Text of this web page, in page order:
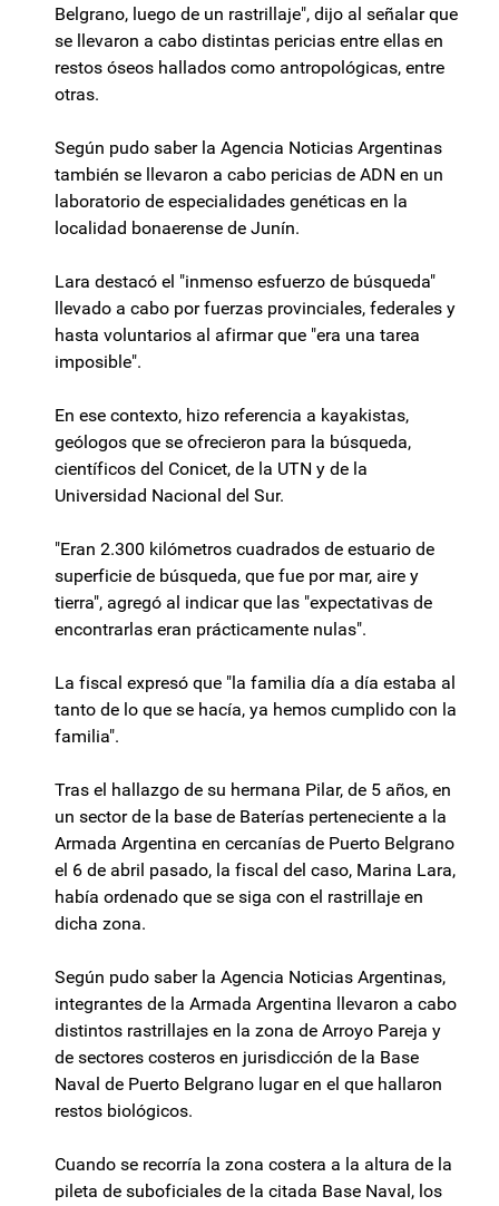
Belgrano, luego de un rastrillaje", dijo al señalar que
se llevaron a cabo distintas pericias entre ellas en
restos óseos hallados como antropológicas, entre
otras.
Según pudo saber la Agencia Noticias Argentinas
también se llevaron a cabo pericias de ADN en un
laboratorio de especialidades genéticas en la
localidad bonaerense de Junín.
Lara destacó el "inmenso esfuerzo de búsqueda"
llevado a cabo por fuerzas provinciales, federales y
hasta voluntarios al afirmar que "era una tarea
imposible".
En ese contexto, hizo referencia a kayakistas,
geólogos que se ofrecieron para la búsqueda,
científicos del Conicet, de la UTN y de la
Universidad Nacional del Sur.
"Eran 2.300 kilómetros cuadrados de estuario de
superficie de búsqueda, que fue por mar, aire y
tierra", agregó al indicar que las "expectativas de
encontrarlas eran prácticamente nulas".
La fiscal expresó que "la familia día a día estaba al
tanto de lo que se hacía, ya hemos cumplido con la
familia".
Tras el hallazgo de su hermana Pilar, de 5 años, en
un sector de la base de Baterías perteneciente a la
Armada Argentina en cercanías de Puerto Belgrano
el 6 de abril pasado, la fiscal del caso, Marina Lara,
había ordenado que se siga con el rastrillaje en
dicha zona.
Según pudo saber la Agencia Noticias Argentinas,
integrantes de la Armada Argentina llevaron a cabo
distintos rastrillajes en la zona de Arroyo Pareja y
de sectores costeros en jurisdicción de la Base
Naval de Puerto Belgrano lugar en el que hallaron
restos biológicos.
Cuando se recorría la zona costera a la altura de la
pileta de suboficiales de la citada Base Naval, los